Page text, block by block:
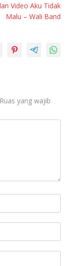
Video Aku Tidak
Malu – Wali Band
Ruas yang wajib